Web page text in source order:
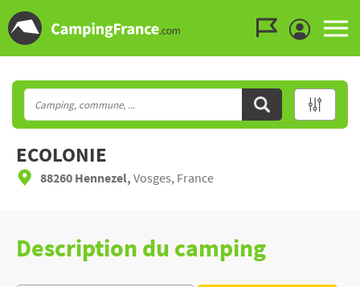
ECOLONIE
88260 Hennezel, Vosges, France
Description du camping